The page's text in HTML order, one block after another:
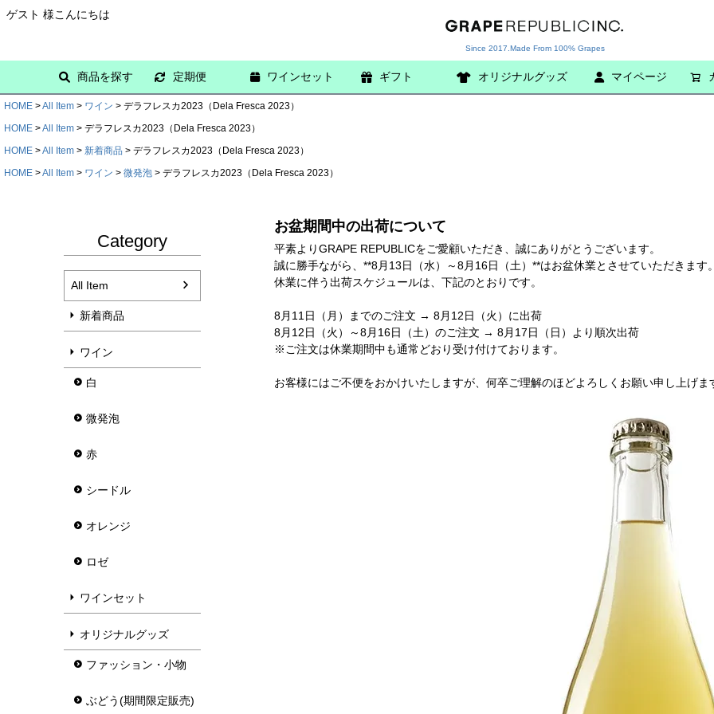
ゲスト 様こんにちは
Since 2017.Made From 100% Grapes
商品を探す 定期便 ワインセット ギフト オリジナルグッズ マイページ
検索
HOME All Item ワイン
デラフレスカ2023（Dela Fresca 2023）
HOME
All Item
デラフレスカ2023（Dela Fresca 2023）
HOME
All Item 新着商品
デラフレスカ2023（Dela Fresca 2023）
HOME
All Item ワイン 微発泡 デラフレスカ2023（Dela Fresca 2023）
Category
All Item
新着商品
ワイン
白
微発泡
赤
シードル
オレンジ
ロゼ
ワインセット
オリジナルグッズ
ファッション・小物
ぶどう(期間限定販売)
お盆期間中の出荷について
平素よりGRAPE REPUBLICをご愛顧いただき、誠にありがとうございます。
誠に勝手ながら、**8月13日（水）～8月16日（土）**はお盆休業とさせていただきます
休業に伴う出荷スケジュールは、下記のとおりです。
8月11日（月）までのご注文 → 8月12日（火）に出荷
8月12日（火）～8月16日（土）のご注文 → 8月17日（日）より順次出荷
※ご注文は休業期間中も通常どおり受け付けております。
お客様にはご不便をおかけいたしますが、何卒ご理解のほどよろしくお願い申し上げま